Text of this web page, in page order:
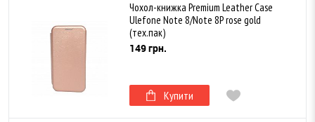
Чохол-книжка Premium Leather Case
Ulefone Note 8/Note 8P rose gold
(тех.пак)
149 грн.
Купити